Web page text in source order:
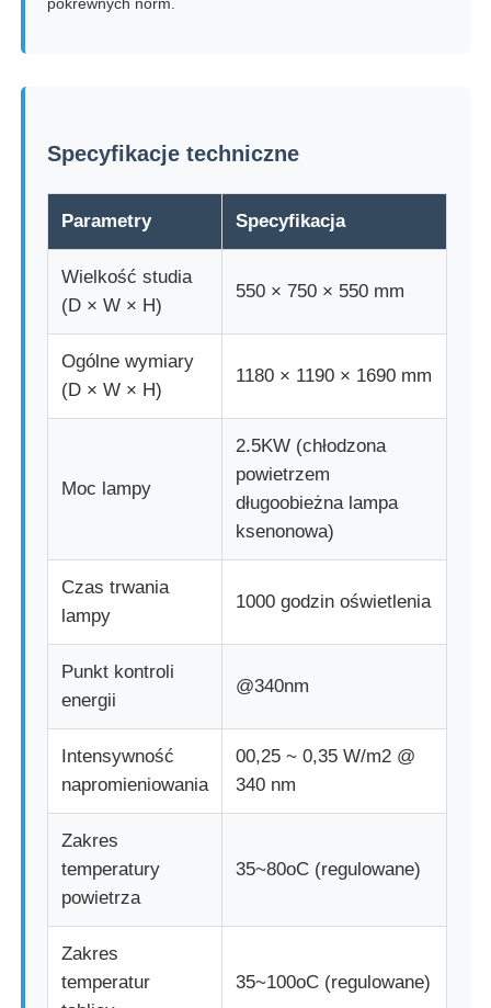
Badanie twardości
Specyfikacje techniczne
Parametry Specyfikacja
Wielkość studia
(D × W × H)
550 × 750 × 550 mm
Ogólne wymiary
(D × W × H)
1180 × 1190 × 1690 mm
Moc lampy
2.5KW (chłodzona
powietrzem
długoobieżna lampa
ksenonowa)
Czas trwania
lampy
1000 godzin oświetlenia
Punkt kontroli
energii
@340nm
Intensywność
napromieniowania
00,25 ~ 0,35 W/m2 @
340 nm
Zakres
temperatury
powietrza
35~80oC (regulowane)
Zakres
temperatur
35~100oC (regulowane)